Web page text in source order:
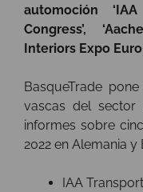
automoción
Congress’,
Interiors Expo
BasqueTrade
vascas del sector
informes sobre
2022 en Alemania y
IAA